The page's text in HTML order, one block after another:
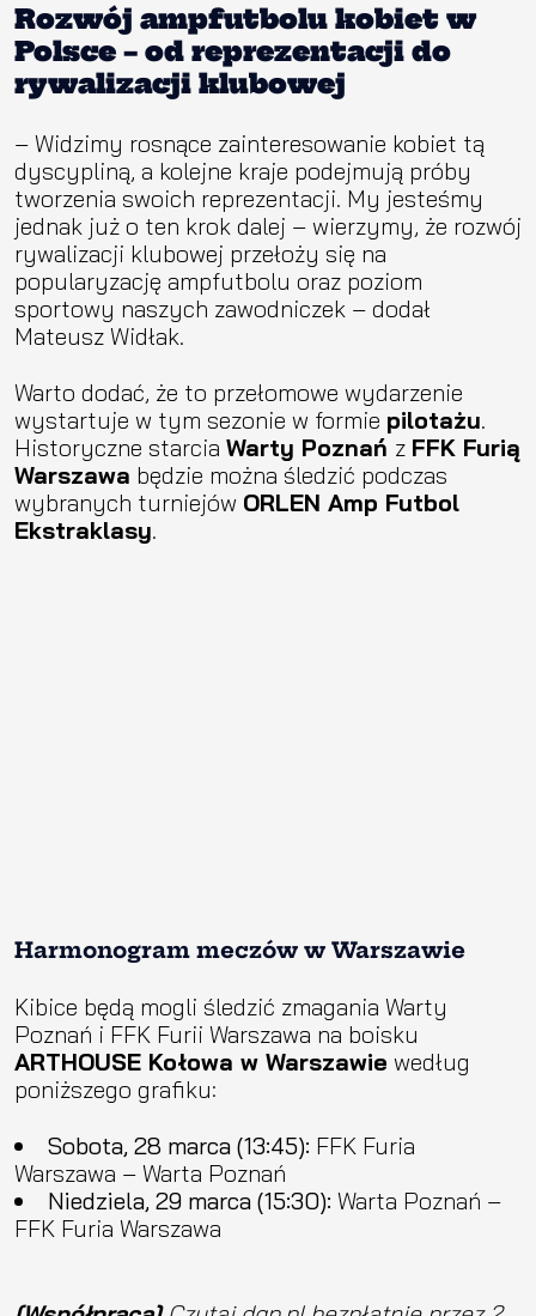
Rozwój ampfutbolu kobiet w
Polsce – od reprezentacji do
rywalizacji klubowej
– Widzimy rosnące zainteresowanie kobiet tą
dyscypliną, a kolejne kraje podejmują próby
tworzenia swoich reprezentacji. My jesteśmy
jednak już o ten krok dalej – wierzymy, że rozwój
rywalizacji klubowej przełoży się na
popularyzację ampfutbolu oraz poziom
sportowy naszych zawodniczek – dodał
Mateusz Widłak.
Warto dodać, że to przełomowe wydarzenie
wystartuje w tym sezonie w formie pilotażu.
Historyczne starcia Warty Poznań z FFK Furią
Warszawa będzie można śledzić podczas
wybranych turniejów ORLEN Amp Futbol
Ekstraklasy.
Harmonogram meczów w Warszawie
Kibice będą mogli śledzić zmagania Warty
Poznań i FFK Furii Warszawa na boisku
ARTHOUSE Kołowa w Warszawie według
poniższego grafiku:
Sobota, 28 marca (13:45): FFK Furia
Warszawa – Warta Poznań
Niedziela, 29 marca (15:30): Warta Poznań –
FFK Furia Warszawa